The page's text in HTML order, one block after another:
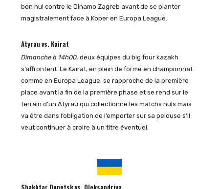
bon nul contre le Dinamo Zagreb avant de se planter
magistralement face à Koper en Europa League.
Atyrau vs. Kairat
Dimanche à 14h00, deux équipes du big four kazakh
s’affrontent. Le Kairat, en plein de forme en championnat
comme en Europa League, se rapproche de la première
place avant la fin de la première phase et se rend sur le
terrain d’un Atyrau qui collectionne les matchs nuls mais
va être dans l’obligation de l’emporter sur sa pelouse s’il
veut continuer à croire à un titre éventuel.
Shakhtar Donetsk vs. Oleksandriya